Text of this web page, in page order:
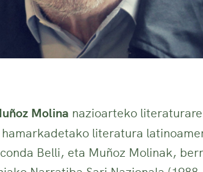
Molina nazioarteko
literatura
Belli, eta Muñoz Molinak,